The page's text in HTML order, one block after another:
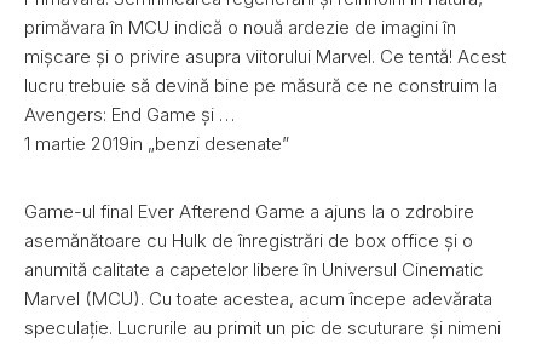
primăvara în MCU indică o nouă ardezie de imagini în
mișcare și o privire asupra viitorului Marvel. Ce tentă! Acest
lucru trebuie să devină bine pe măsură ce ne construim la
Avengers: End Game și …
1 martie 2019in „benzi desenate”
Game-ul final Ever Afterend Game a ajuns la o zdrobire
asemănătoare cu Hulk de înregistrări de box office și o
anumită calitate a capetelor libere în Universul Cinematic
Marvel (MCU). Cu toate acestea, acum începe adevărata
speculație. Lucrurile au primit un pic de scuturare și nimeni